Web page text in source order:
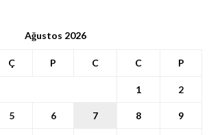
Ağustos 2026
Ç P C C P
1 2
5 6 7 8 9